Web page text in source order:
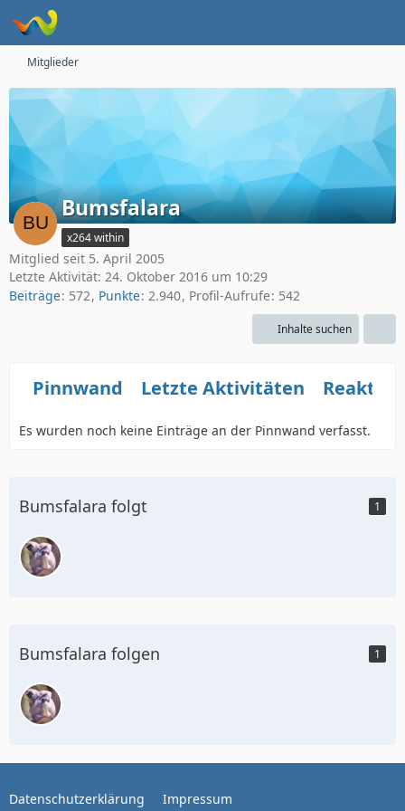
Mitglieder
Bumsfalara
x264 within
Mitglied seit 5. April 2005
Letzte Aktivität: 24. Oktober 2016 um 10:29
Beiträge 572 Punkte 2.940 Profil-Aufrufe 542
Inhalte suchen
Pinnwand Letzte Aktivitäten
Es wurden noch keine Einträge an der Pinnwand verfasst.
Bumsfalara folgt 1
Bumsfalara folgen 1
Datenschutzerklärung Impressum